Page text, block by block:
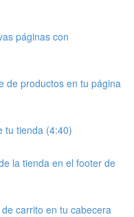
páginas con
de productos en tu página
tu tienda (4:40)
la tienda en el footer de
carrito en tu cabecera